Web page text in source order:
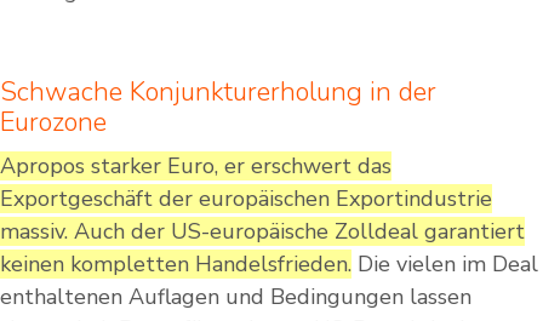
Schwache Konjunkturerholung in der
Eurozone
Apropos starker Euro, er erschwert das
Exportgeschäft der europäischen Exportindustrie
massiv. Auch der US-europäische Zolldeal garantiert
keinen kompletten Handelsfrieden. Die vielen im Deal
enthaltenen Auflagen und Bedingungen lassen